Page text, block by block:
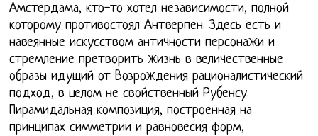
Амстердама, кто-то хотел независимости, полной
которому противостоял Антверпен. Здесь есть и
навеянные искусством античности персонажи и
стремление претворить жизнь в величественные
образы идущий от Возрождения рационалистический
подход, в целом не свойственный Рубенсу.
Пирамидальная композиция, построенная на
принципах симметрии и равновесия форм,